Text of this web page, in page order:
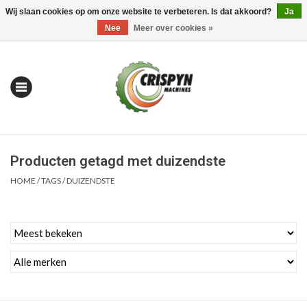
0 Artikelen - €0,00 Mijn account / Registreren
| Alles om te Meten |
Producten getagd met duizendste
HOME /TAGS/DUIZENDSTE
Wij slaan cookies op om onze website te verbeteren. Is dat akkoord?
Ja
Nee
Meer over cookies »